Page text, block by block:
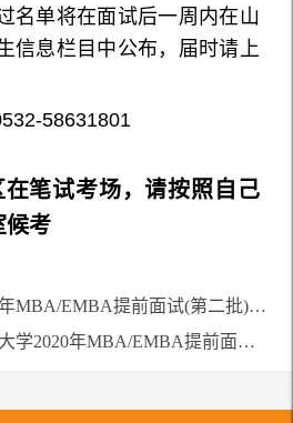
单将在面试后一周内在山
信息栏目中公布，届时请上
58631801
笔试考场，请按照自己
候考
山东大学2020年MBA/EMBA提前面试(第二批)方案及范围
关于查询山东大学2020年MBA/EMBA提前面试（第二批）评审结果的通知